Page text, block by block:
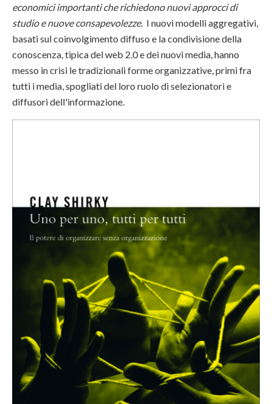
economici importanti che richiedono nuovi approcci di
studio e nuove consapevolezze. I nuovi modelli aggregativi,
basati sul coinvolgimento diffuso e la condivisione della
conoscenza, tipica del web 2.0 e dei nuovi media, hanno
messo in crisi le tradizionali forme organizzative, primi fra
tutti i media, spogliati del loro ruolo di selezionatori e
diffusori dell'informazione.